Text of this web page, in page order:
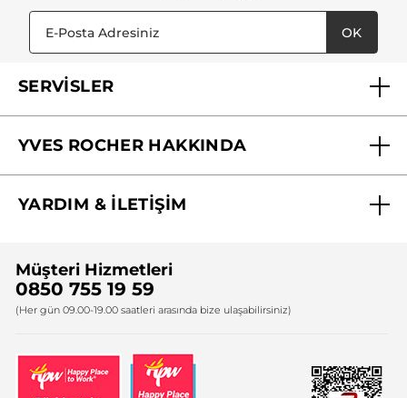
OK
SERVİSLER
YVES ROCHER HAKKINDA
Yves Rocher Vakfı
YARDIM & İLETİŞİM
Bize Ulaşın
Firma Bilgileri
Müşteri Hizmetleri
0850 755 19 59
(Her gün 09.00-19.00 saatleri arasında bize ulaşabilirsiniz)